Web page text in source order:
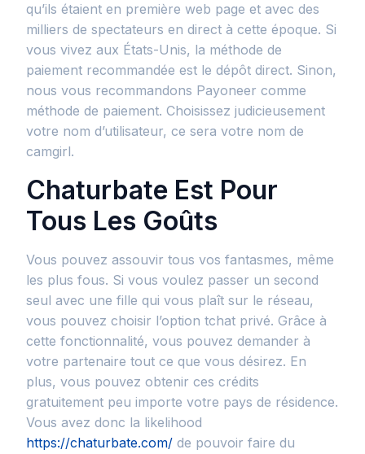
qu’ils étaient en première web page et avec des
milliers de spectateurs en direct à cette époque. Si
vous vivez aux États-Unis, la méthode de
paiement recommandée est le dépôt direct. Sinon,
nous vous recommandons Payoneer comme
méthode de paiement. Choisissez judicieusement
votre nom d’utilisateur, ce sera votre nom de
camgirl.
Chaturbate Est Pour
Tous Les Goûts
Vous pouvez assouvir tous vos fantasmes, même
les plus fous. Si vous voulez passer un second
seul avec une fille qui vous plaît sur le réseau,
vous pouvez choisir l’option tchat privé. Grâce à
cette fonctionnalité, vous pouvez demander à
votre partenaire tout ce que vous désirez. En
plus, vous pouvez obtenir ces crédits
gratuitement peu importe votre pays de résidence.
Vous avez donc la likelihood
https://chaturbate.com/ de pouvoir faire du